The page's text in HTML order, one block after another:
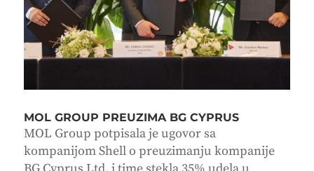
MOL GROUP PREUZIMA BG CYPRUS
MOL Group potpisala je ugovor sa
kompanijom Shell o preuzimanju kompanije